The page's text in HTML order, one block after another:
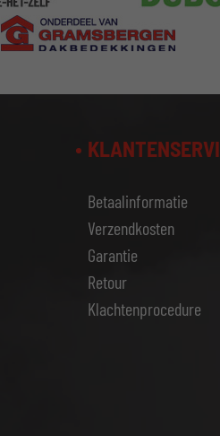
Betaalinformatie
Verzendkosten
Garantie
Retour
Klachtenprocedure